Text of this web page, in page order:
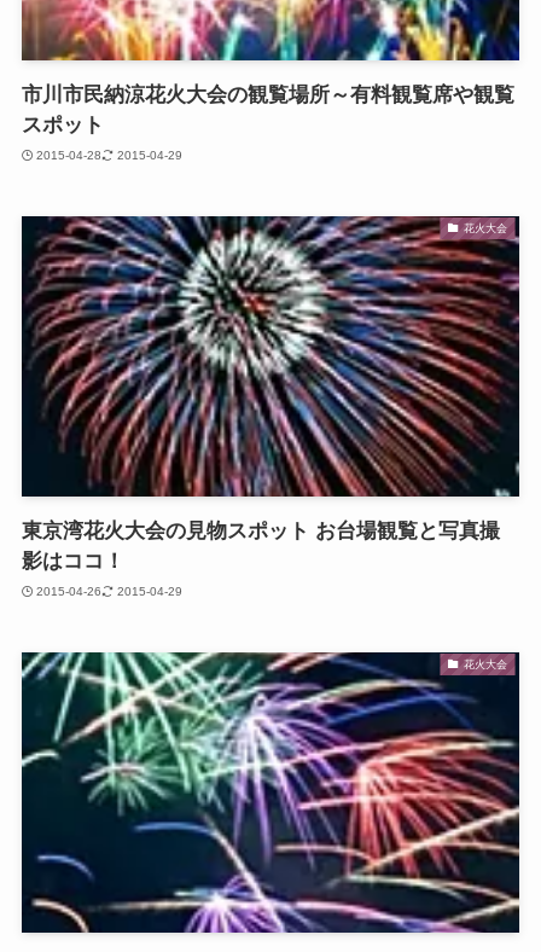
市川市民納涼花火大会の観覧場所～有料観覧席や観覧
スポット
2015-04-28 2015-04-29
花火大会
東京湾花火大会の見物スポット お台場観覧と写真撮
影はココ！
2015-04-26 2015-04-29
花火大会